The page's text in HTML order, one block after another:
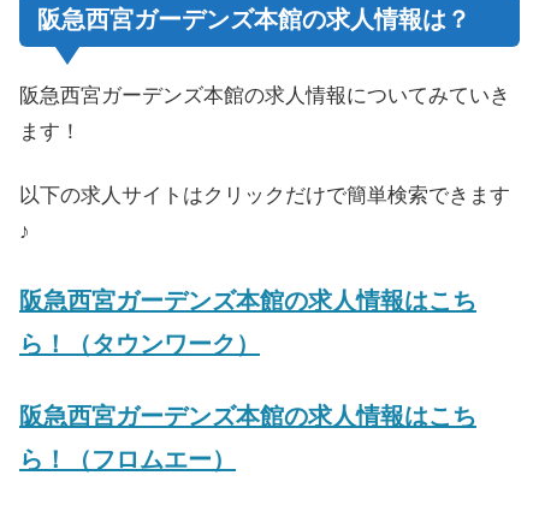
阪急西宮ガーデンズ本館の求人情報は？
阪急西宮ガーデンズ本館の求人情報についてみていき
ます！
以下の求人サイトはクリックだけで簡単検索できます
♪
阪急西宮ガーデンズ本館の求人情報はこち
ら！（タウンワーク）
阪急西宮ガーデンズ本館の求人情報はこち
ら！（フロムエー）